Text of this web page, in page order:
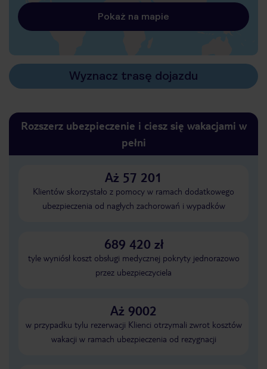
Pokaż na mapie
Wyznacz trasę dojazdu
Rozszerz ubezpieczenie i ciesz się wakacjami w
pełni
Aż 57 201
Klientów skorzystało z pomocy w ramach dodatkowego
ubezpieczenia od nagłych zachorowań i wypadków
689 420 zł
tyle wyniósł koszt obsługi medycznej pokryty jednorazowo
przez ubezpieczyciela
Aż 9002
w przypadku tylu rezerwacji Klienci otrzymali zwrot kosztów
wakacji w ramach ubezpieczenia od rezygnacji